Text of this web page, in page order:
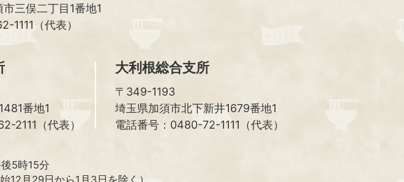
三俣二丁目1番地1
1111（代表）
番地1
2111（代表）
大利根総合支所
〒349-1193
埼玉県加須市北下新井1679番地1
電話番号：0480-72-1111（代表）
5時15分
12月29日から1月3日を除く）